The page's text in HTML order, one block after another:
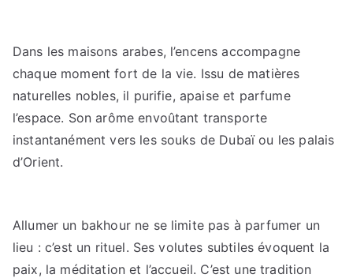
Dans les maisons arabes, l’encens accompagne
chaque moment fort de la vie. Issu de matières
naturelles nobles, il purifie, apaise et parfume
l’espace. Son arôme envoûtant transporte
instantanément vers les souks de Dubaï ou les palais
d’Orient.
Allumer un bakhour ne se limite pas à parfumer un
lieu : c’est un rituel. Ses volutes subtiles évoquent la
paix, la méditation et l’accueil. C’est une tradition